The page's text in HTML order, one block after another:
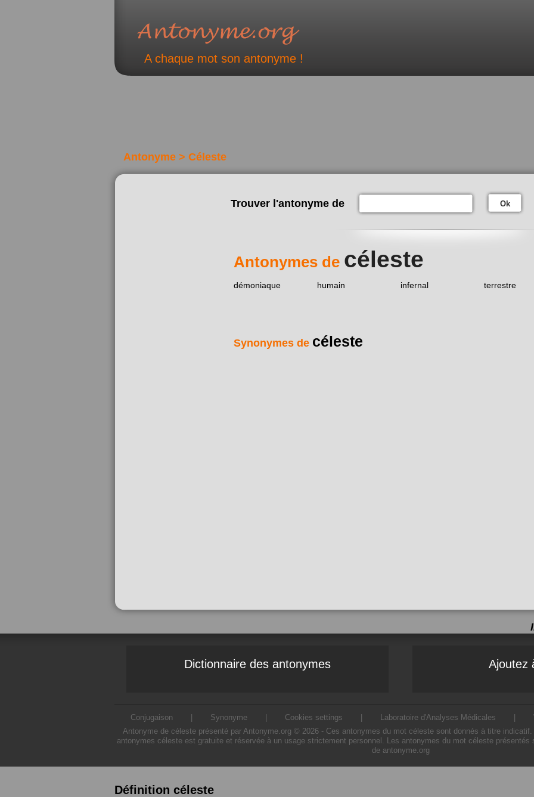
A chaque mot son antonyme !
Antonyme > Céleste
Trouver l'antonyme de Ok
Antonymes de céleste
démoniaque humain infernal terrestre
Synonymes de céleste
Dictionnaire des antonymes Ajoutez
Conjugaison Synonyme Cookies settings Laboratoire d'Analyses Médicales
Antonyme de céleste présenté par Antonyme.org © 2026 - Ces antonymes du mot céleste sont donnés à titre
antonymes céleste est gratuite et réservée à un usage strictement personnel. Les antonymes du mot céleste présentés
de antonyme.org
Définition céleste